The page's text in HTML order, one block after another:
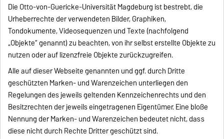
Die Otto-von-Guericke-Universität Magdeburg ist bestrebt, die
Urheberrechte der verwendeten Bilder, Graphiken,
Tondokumente, Videosequenzen und Texte (nachfolgend
„Objekte“ genannt) zu beachten, von ihr selbst erstellte Objekte zu
nutzen oder auf lizenzfreie Objekte zurückzugreifen.
Alle auf dieser Webseite genannten und ggf. durch Dritte
geschützten Marken- und Warenzeichen unterliegen den
Regelungen des jeweils geltenden Kennzeichenrechts und den
Besitzrechten der jeweils eingetragenen Eigentümer. Eine bloße
Nennung der Marken- und Warenzeichen bedeutet nicht, dass
diese nicht durch Rechte Dritter geschützt sind.